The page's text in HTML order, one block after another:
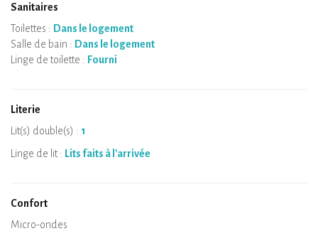
Sanitaires
Toilettes : Dans le logement
Salle de bain : Dans le logement
Linge de toilette : Fourni
Literie
Lit(s) double(s) : 1
Linge de lit : Lits faits à l'arrivée
Confort
Micro-ondes